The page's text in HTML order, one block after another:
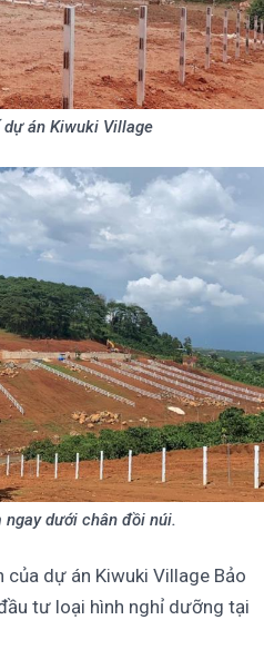
án Kiwuki Village
ngay dưới chân đồi núi.
dự án Kiwuki Village Bảo
tư loại hình nghỉ dưỡng tại